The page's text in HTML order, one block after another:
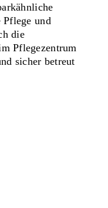
und
die
Pflegezentrum
sicher betreut